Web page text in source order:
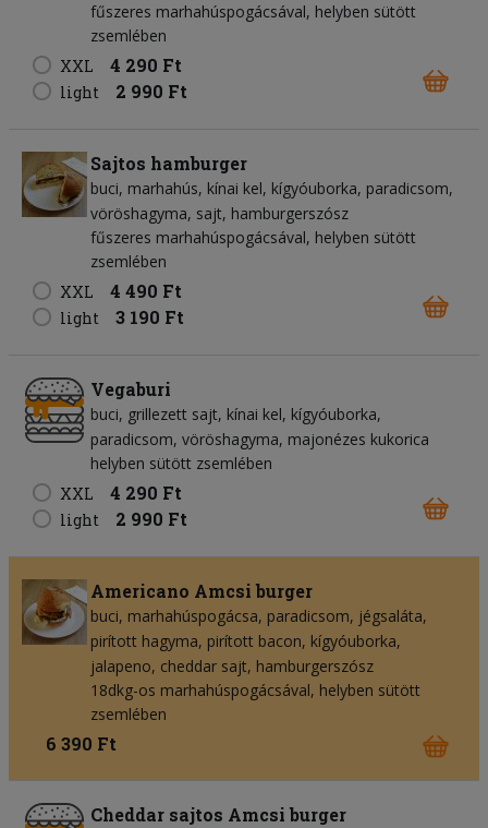
fűszeres marhahúspogácsával, helyben sütött
zsemlében
XXL
4 290 Ft
light 2 990 Ft
Sajtos hamburger
buci marhahús kínai kel kígyóuborka paradicsom
vöröshagyma sajt hamburgerszósz
fűszeres marhahúspogácsával, helyben sütött
zsemlében
XXL
4 490 Ft
light 3 190 Ft
Vegaburi
buci grillezett sajt kínai kel kígyóuborka
paradicsom vöröshagyma majonézes kukorica
helyben sütött zsemlében
XXL
4 290 Ft
light 2 990 Ft
Americano Amcsi burger
buci marhahúspogácsa paradicsom jégsaláta
pirított hagyma pirított bacon kígyóuborka
jalapeno cheddar sajt hamburgerszósz
18dkg-os marhahúspogácsával, helyben sütött
zsemlében
6 390 Ft
Cheddar sajtos Amcsi burger